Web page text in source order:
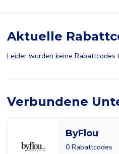
Aktuelle
Leider wurden keine Rabattcodes
Verbundene
ByFlou
0 Rabattcodes